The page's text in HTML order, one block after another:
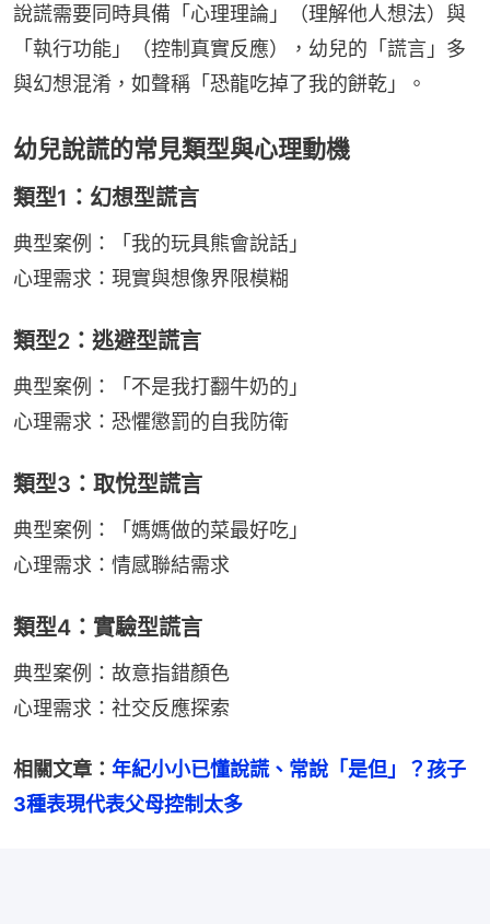
說謊需要同時具備「心理理論」（理解他人想法）與
「執行功能」（控制真實反應），幼兒的「謊言」多
與幻想混淆，如聲稱「恐龍吃掉了我的餅乾」。
幼兒說謊的常見類型與心理動機
類型1：幻想型謊言
典型案例：「我的玩具熊會說話」
心理需求：現實與想像界限模糊
類型2：逃避型謊言
典型案例：「不是我打翻牛奶的」
心理需求：恐懼懲罰的自我防衛
類型3：取悅型謊言
典型案例：「媽媽做的菜最好吃」
心理需求：情感聯結需求
類型4：實驗型謊言
典型案例：故意指錯顏色
心理需求：社交反應探索
相關文章： 年紀小小已懂說謊、常說「是但」？孩子
3種表現代表父母控制太多